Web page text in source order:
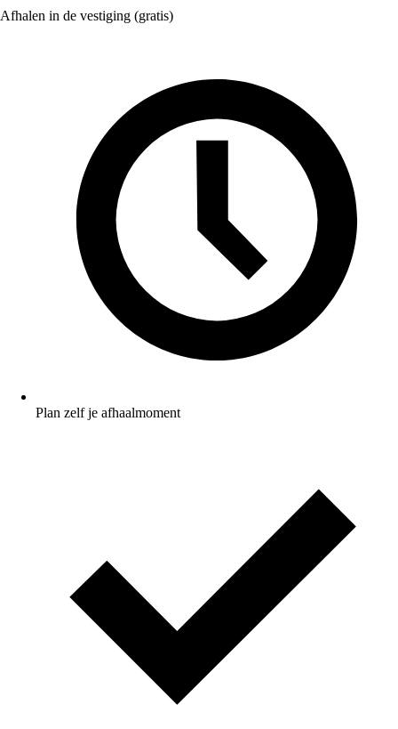
Afhalen in de vestiging (gratis)
Plan zelf je afhaalmoment